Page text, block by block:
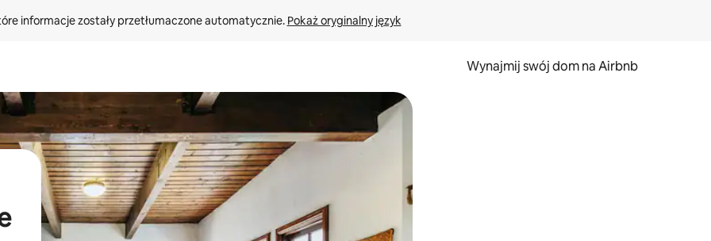
informacje zostały przetłumaczone automatycznie. Pokaż oryginalny język
Wynajmij swój dom na Airbnb